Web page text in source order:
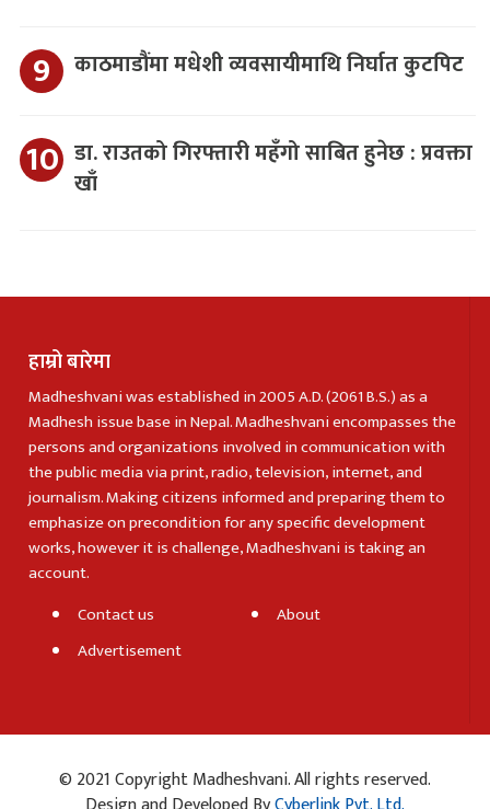
काठमाडौंमा मधेशी व्यवसायीमाथि निर्घात कुटपिट
डा. राउतको गिरफ्तारी महँगो साबित हुनेछ : प्रवक्ता
खाँ
हाम्रो बारेमा
Madheshvani was established in 2005 A.D. (2061 B.S.) as a
Madhesh issue base in Nepal. Madheshvani encompasses the
persons and organizations involved in communication with
the public media via print, radio, television, internet, and
journalism. Making citizens informed and preparing them to
emphasize on precondition for any specific development
works, however it is challenge, Madheshvani is taking an
account.
Contact us
About
Advertisement
© 2021 Copyright Madheshvani. All rights reserved.